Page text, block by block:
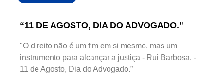
“11 DE AGOSTO, DIA DO ADVOGADO.”
"O direito não é um fim em si mesmo, mas um
instrumento para alcançar a justiça - Rui Barbosa. -
11 de Agosto, Dia do Advogado.”